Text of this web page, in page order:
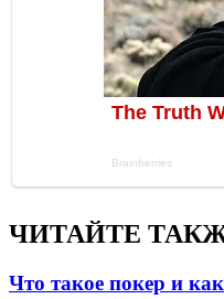
ЧИТАЙТЕ
Что такое покер и